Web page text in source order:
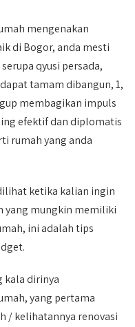
mengenakan
di Bogor, anda mesti
qyusi persada,
tamam dibangun, 1,
membagikan impuls
efektif dan diplomatis
rumah yang anda
ketika kalian ingin
yang mungkin memiliki
ini adalah tips
kala dirinya
yang pertama
/ kelihatannya renovasi